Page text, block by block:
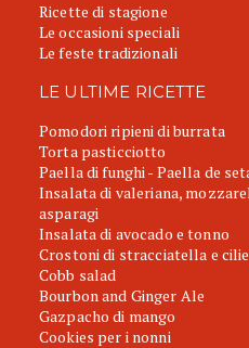
Ricette di stagione
Le occasioni speciali
Le feste tradizionali
LE ULTIME RICETTE
Pomodori ripieni di burrata
Torta pasticciotto
Paella di funghi - Paella de
Insalata di valeriana,
asparagi
Insalata di avocado e tonno
Crostoni di stracciatella e
Cobb salad
Bourbon and Ginger Ale
Gazpacho di mango
Cookies per i nonni